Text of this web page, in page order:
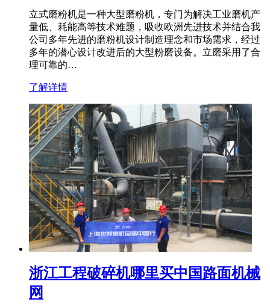
立式磨粉机是一种大型磨粉机，专门为解决工业磨机产
量低、耗能高等技术难题，吸收欧洲先进技术并结合我
公司多年先进的磨粉机设计制造理念和市场需求，经过
多年的潜心设计改进后的大型粉磨设备。立磨采用了合
理可靠的…
了解详情
浙江工程破碎机哪里买中国路面机械
网